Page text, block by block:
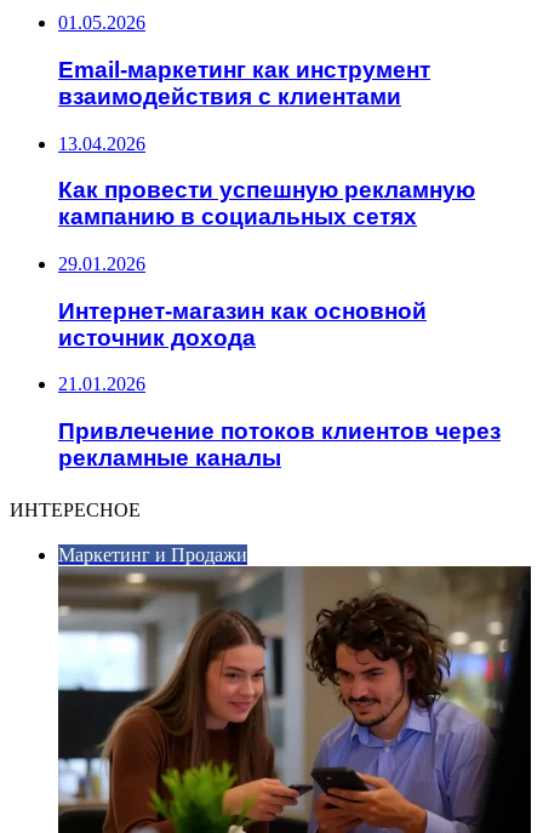
01.05.2026
Email-маркетинг как инструмент
взаимодействия с клиентами
13.04.2026
Как провести успешную рекламную
кампанию в социальных сетях
29.01.2026
Интернет-магазин как основной
источник дохода
21.01.2026
Привлечение потоков клиентов через
рекламные каналы
ИНТЕРЕСНОЕ
Маркетинг и Продажи